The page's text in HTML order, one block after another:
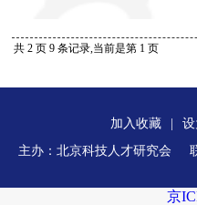
共 2 页 9 条记录,当前是第 1 页
加入收藏
主办：北京科技人才研究会
京